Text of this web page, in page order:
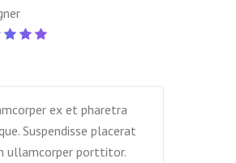
ex et pharetra
Suspendisse placerat
ullamcorper porttitor.